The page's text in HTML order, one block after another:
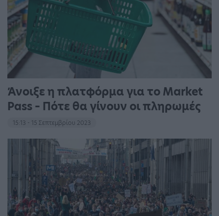
Άνοιξε η πλατφόρμα για το Market
Pass – Πότε θα γίνουν οι πληρωμές
15:13 - 15 Σεπτεμβρίου 2023